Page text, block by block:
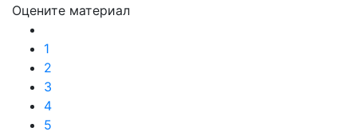
Оцените материал
1
2
3
4
5